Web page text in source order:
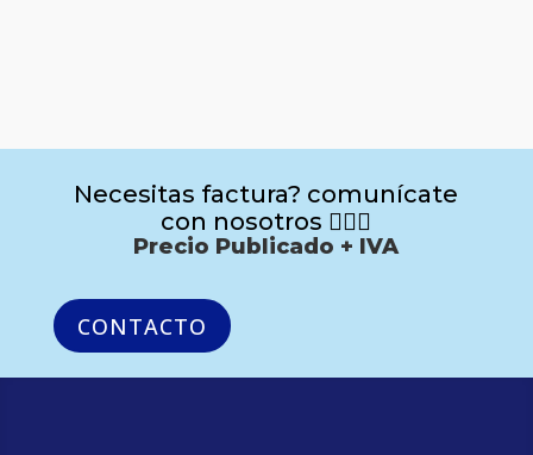
Necesitas factura? comunícate
con nosotros 🙋🏻‍♂️
Precio Publicado + IVA
CONTACTO